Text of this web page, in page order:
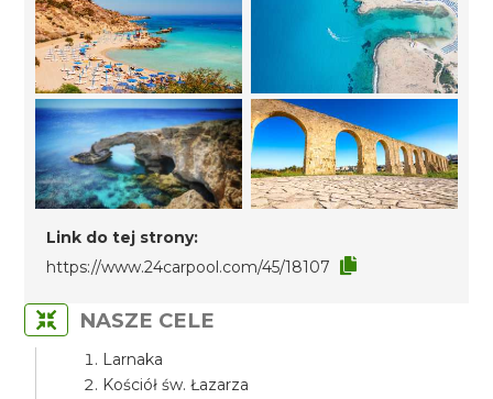
Link do tej strony:
https://www.24carpool.com/45/18107
NASZE CELE
Larnaka
Kościół św. Łazarza